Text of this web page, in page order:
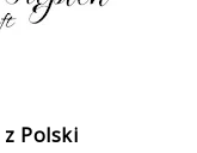
z Polski